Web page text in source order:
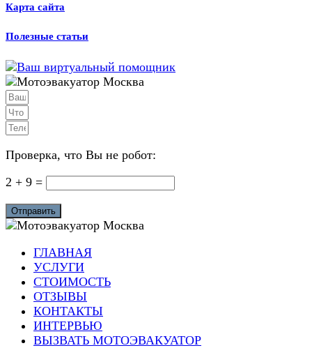
Карта сайта
Полезные статьи
Проверка, что Вы не робот:
2 + 9 =
Отправить
ГЛАВНАЯ
УСЛУГИ
СТОИМОСТЬ
ОТЗЫВЫ
КОНТАКТЫ
ИНТЕРВЬЮ
ВЫЗВАТЬ МОТОЭВАКУАТОР